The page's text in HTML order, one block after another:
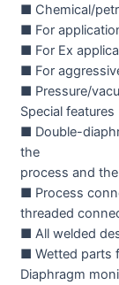
■ Chemical/
■ For
■ For Ex
■ For
■ Pressure/
Special features
■ Double-
the
process and
■ Process
threaded
■ All welded
■ Wetted parts
Diaphragm